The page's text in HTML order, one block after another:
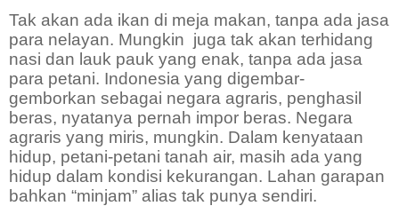
Tak akan ada ikan di meja makan, tanpa ada jasa
para nelayan. Mungkin juga tak akan terhidang
nasi dan lauk pauk yang enak, tanpa ada jasa
para petani. Indonesia yang digembar-
gemborkan sebagai negara agraris, penghasil
beras, nyatanya pernah impor beras. Negara
agraris yang miris, mungkin. Dalam kenyataan
hidup, petani-petani tanah air, masih ada yang
hidup dalam kondisi kekurangan. Lahan garapan
bahkan “minjam” alias tak punya sendiri.